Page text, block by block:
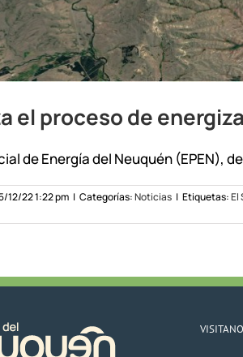
el proceso de
de Energía del Neuquén (EPEN),
12/22 1:22 pm | Categorías:Noticias | Etiquetas:El